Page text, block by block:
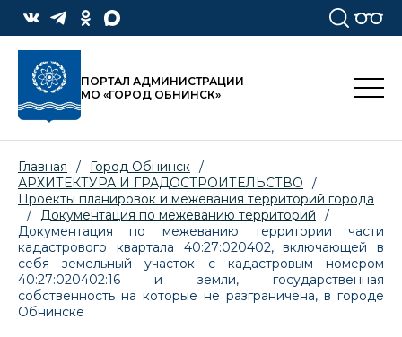
ПОРТАЛ АДМИНИСТРАЦИИ
МО «ГОРОД ОБНИНСК»
Главная / Город Обнинск /
АРХИТЕКТУРА И ГРАДОСТРОИТЕЛЬСТВО
/
Проекты планировок и межевания территорий города
/
Документация по межеванию территорий
/
Документация по межеванию территории части
кадастрового квартала 40:27:020402, включающей в
себя земельный участок с кадастровым номером
40:27:020402:16 и земли, государственная
собственность на которые не разграничена, в городе
Обнинске